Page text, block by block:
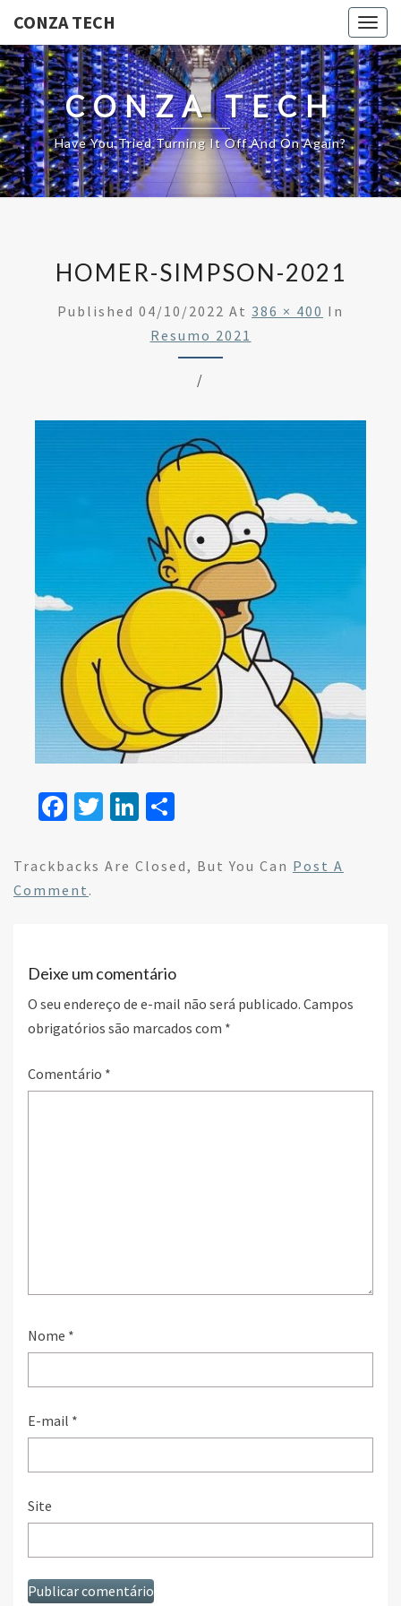
CONZA TECH
CONZA TECH
Have You Tried Turning It Off And On Again?
HOMER-SIMPSON-2021
Published 04/10/2022 At 386 × 400 In
Resumo 2021
/
Fa
b
o
T
tt
Li
ke ar
Trackbacks Are Closed, But You Can Post A
Comment .
Deixe um comentário
O seu endereço de e-mail não será publicado. Campos
obrigatórios são marcados com *
Comentário *
Nome *
E-mail *
Site